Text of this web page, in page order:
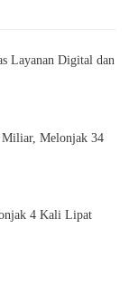
Layanan Digital dan
Miliar, Melonjak 34
4 Kali Lipat